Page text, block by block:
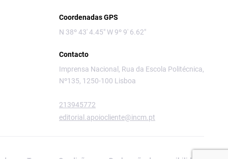
Coordenadas GPS
N 38º 43' 4.45" W 9º 9' 6.62"
Contacto
Imprensa Nacional, Rua da Escola Politécnica,
Nº135, 1250-100 Lisboa
213945772
editorial.apoiocliente@incm.pt